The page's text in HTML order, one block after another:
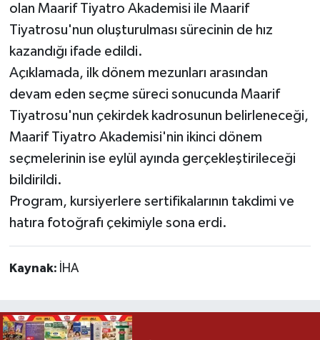
olan Maarif Tiyatro Akademisi ile Maarif
Tiyatrosu'nun oluşturulması sürecinin de hız
kazandığı ifade edildi.
Açıklamada, ilk dönem mezunları arasından
devam eden seçme süreci sonucunda Maarif
Tiyatrosu'nun çekirdek kadrosunun belirleneceği,
Maarif Tiyatro Akademisi'nin ikinci dönem
seçmelerinin ise eylül ayında gerçekleştirileceği
bildirildi.
Program, kursiyerlere sertifikalarının takdimi ve
hatıra fotoğrafı çekimiyle sona erdi.
Kaynak: İHA